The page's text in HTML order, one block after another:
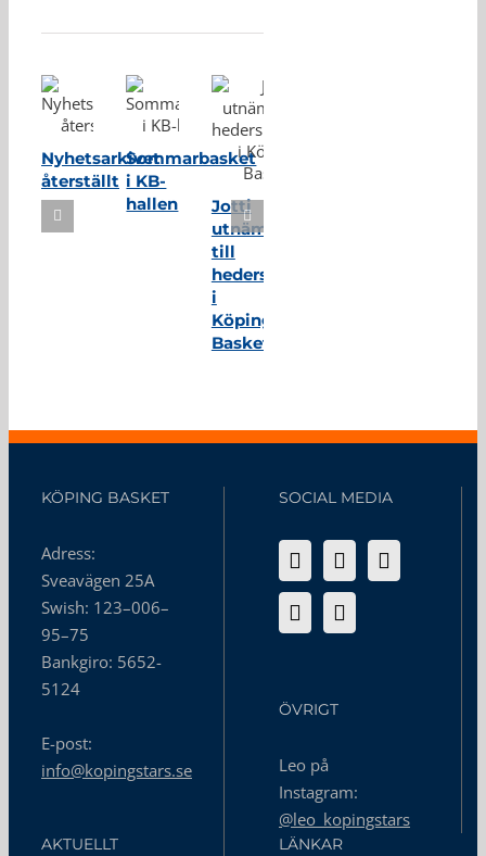
Nyhetsarkivet
återställt
Sommarbasket
i KB-
hallen
Jotti
utnämnd
till
hedersmedlem
i
Köping
Basket
KÖPING BASKET
Adress:
Sveavägen 25A
Swish: 123–006–
95–75
Bankgiro: 5652-
5124
E-post:
info@kopingstars.se
SOCIAL MEDIA
ÖVRIGT
Leo på
Instagram:
@leo_kopingstars
AKTUELLT LÄNKAR